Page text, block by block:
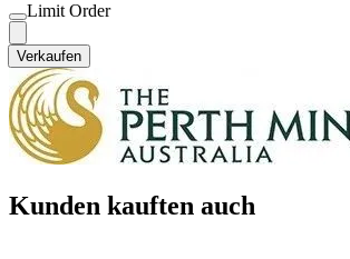
Limit Order
Verkaufen
Kunden kauften auch